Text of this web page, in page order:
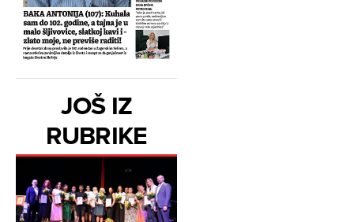
JOŠ IZ
RUBRIKE